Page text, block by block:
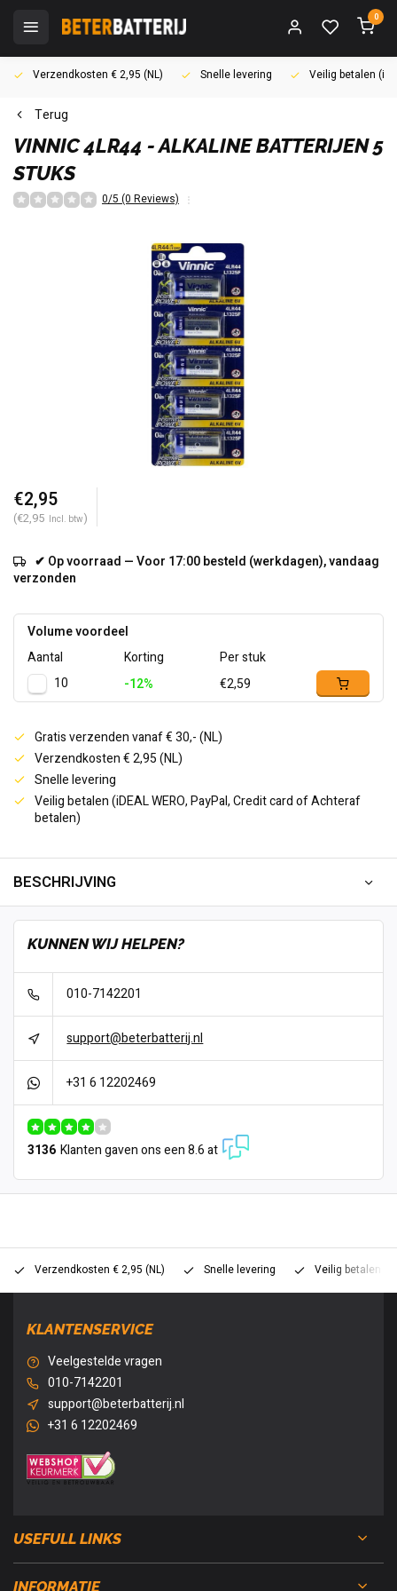
0
Verzendkosten € 2,95 (NL) Snelle levering Veilig betalen
Terug
VINNIC4LR44 - ALKALINE BATTERIJEN 5
STUKS
0/5 (0 Reviews)
€2,95
(€2,95 Incl. btw)
✔ Op voorraad — Voor 17:00 besteld (werkdagen), vandaag
verzonden
Volume voordeel
Aantal
Korting
Per stuk
10
-12% €2,59
Gratis verzenden vanaf € 30,- (NL)
Verzendkosten € 2,95 (NL)
Snelle levering
Veilig betalen (iDEAL WERO, PayPal, Credit card of Achteraf
betalen)
BESCHRIJVING
KUNNEN WIJ HELPEN?
010-7142201
support@beterbatterij.nl
+31 6 12202469
3136 Klanten gaven ons een 8.6 at
Verzendkosten € 2,95 (NL) Snelle levering Veilig betalen
KLANTENSERVICE
Veelgestelde vragen
010-7142201
support@beterbatterij.nl
+31 6 12202469
USEFULL LINKS
INFORMATIE